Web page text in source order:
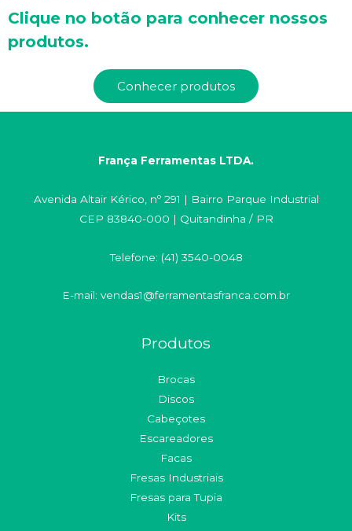
Clique no botão para conhecer nossos
produtos.
Conhecer produtos
França Ferramentas LTDA.
Avenida Altair Kérico, nº 291 | Bairro Parque Industrial
CEP 83840-000 | Quitandinha / PR
Telefone: (41) 3540-0048
E-mail: vendas1@ferramentasfranca.com.br
Produtos
Brocas
Discos
Cabeçotes
Escareadores
Facas
Fresas Industriais
Fresas para Tupia
Kits